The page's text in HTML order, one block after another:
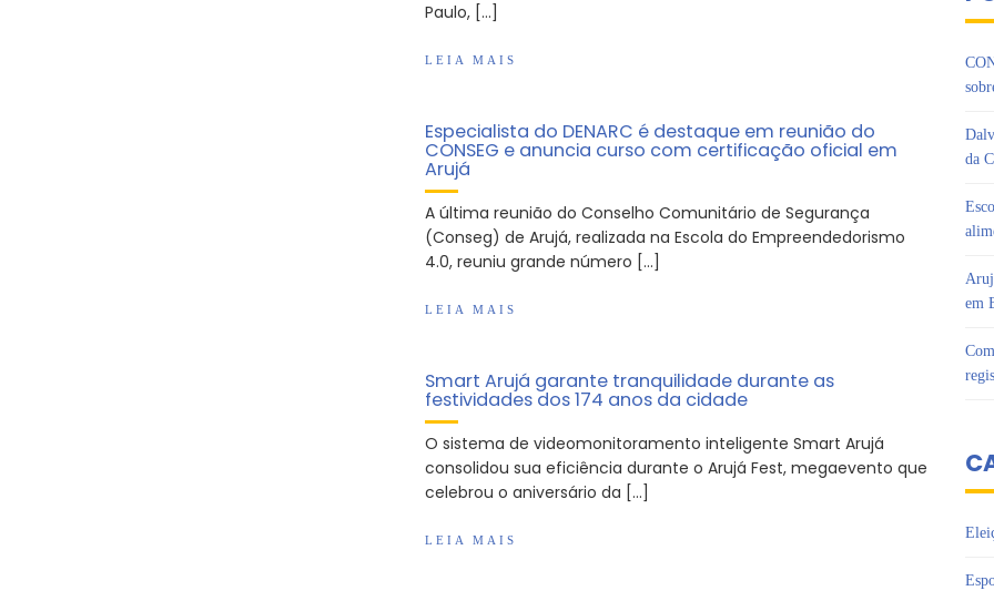
Paulo, […]
LEIA MAIS
Especialista do DENARC é destaque em reunião do
CONSEG e anuncia curso com certificação oficial em
Arujá
A última reunião do Conselho Comunitário de Segurança
(Conseg) de Arujá, realizada na Escola do Empreendedorismo
4.0, reuniu grande número […]
LEIA MAIS
Smart Arujá garante tranquilidade durante as
festividades dos 174 anos da cidade
O sistema de videomonitoramento inteligente Smart Arujá
consolidou sua eficiência durante o Arujá Fest, megaevento que
celebrou o aniversário da […]
LEIA MAIS
da
em